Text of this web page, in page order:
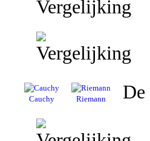
Cauchy Riemann De